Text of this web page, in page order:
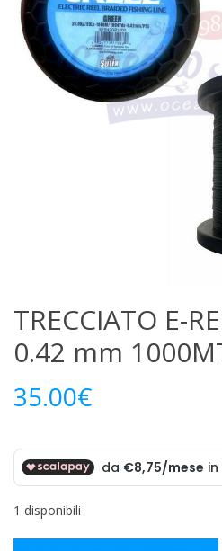
TRECCIATO E-
0.42 mm
35.00€
1 disponibili